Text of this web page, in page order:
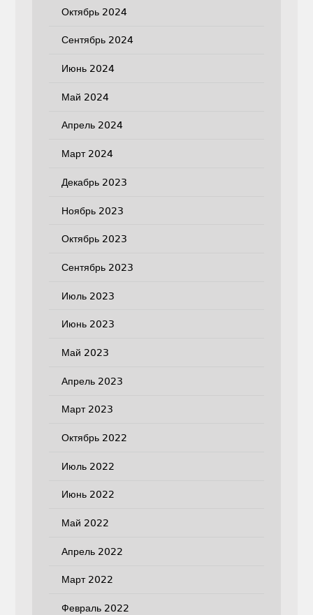
Октябрь 2024
Сентябрь 2024
Июнь 2024
Май 2024
Апрель 2024
Март 2024
Декабрь 2023
Ноябрь 2023
Октябрь 2023
Сентябрь 2023
Июль 2023
Июнь 2023
Май 2023
Апрель 2023
Март 2023
Октябрь 2022
Июль 2022
Июнь 2022
Май 2022
Апрель 2022
Март 2022
Февраль 2022